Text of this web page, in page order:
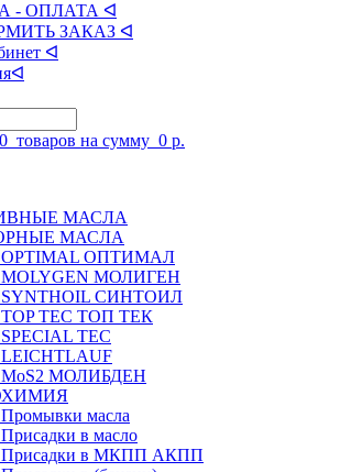
- ОПЛАТА ᐊ
ЗАКАЗ ᐊ
ᐊ
0 товаров на сумму 0 р.
МАСЛА
МАСЛА
OPTIMAL ОПТИМАЛ
MOLYGEN МОЛИГЕН
SYNTHOIL СИНТОИЛ
TOP TEC ТОП ТЕК
TEC
LEICHTLAUF
MoS2 МОЛИБДЕН
Промывки масла
в масло
Присадки в МКПП АКПП